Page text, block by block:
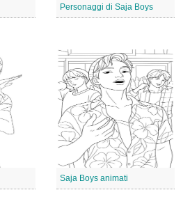
Personaggi di Saja Boys
Saja Boys animati